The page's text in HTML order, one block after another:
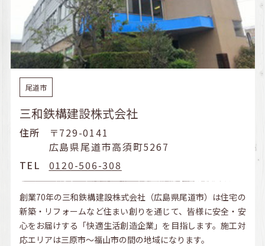
尾道市
三和鉄構建設株式会社
住所
〒729-0141
広島県尾道市高須町5267
TEL
0120-506-308
創業70年の三和鉄構建設株式会社（広島県尾道市）は住宅の
新築・リフォームなど住まい創りを通じて、皆様に安全・安
心をお届けする「快適生活創造企業」を目指します。施工対
応エリアは三原市～福山市の間の地域になります。